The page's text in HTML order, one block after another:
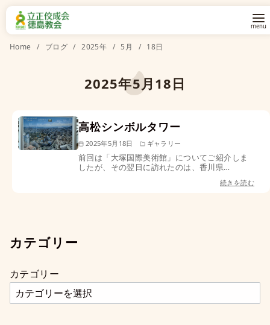
Home ブログ 2025年 5月 18日
2025年5月18日
高松シンボルタワー
2025年5月18日 ギャラリー
前回は「大塚国際美術館」についてご紹介しま
したが、その翌日に訪れたのは、香川県…
続きを読む
カテゴリー
カテゴリー